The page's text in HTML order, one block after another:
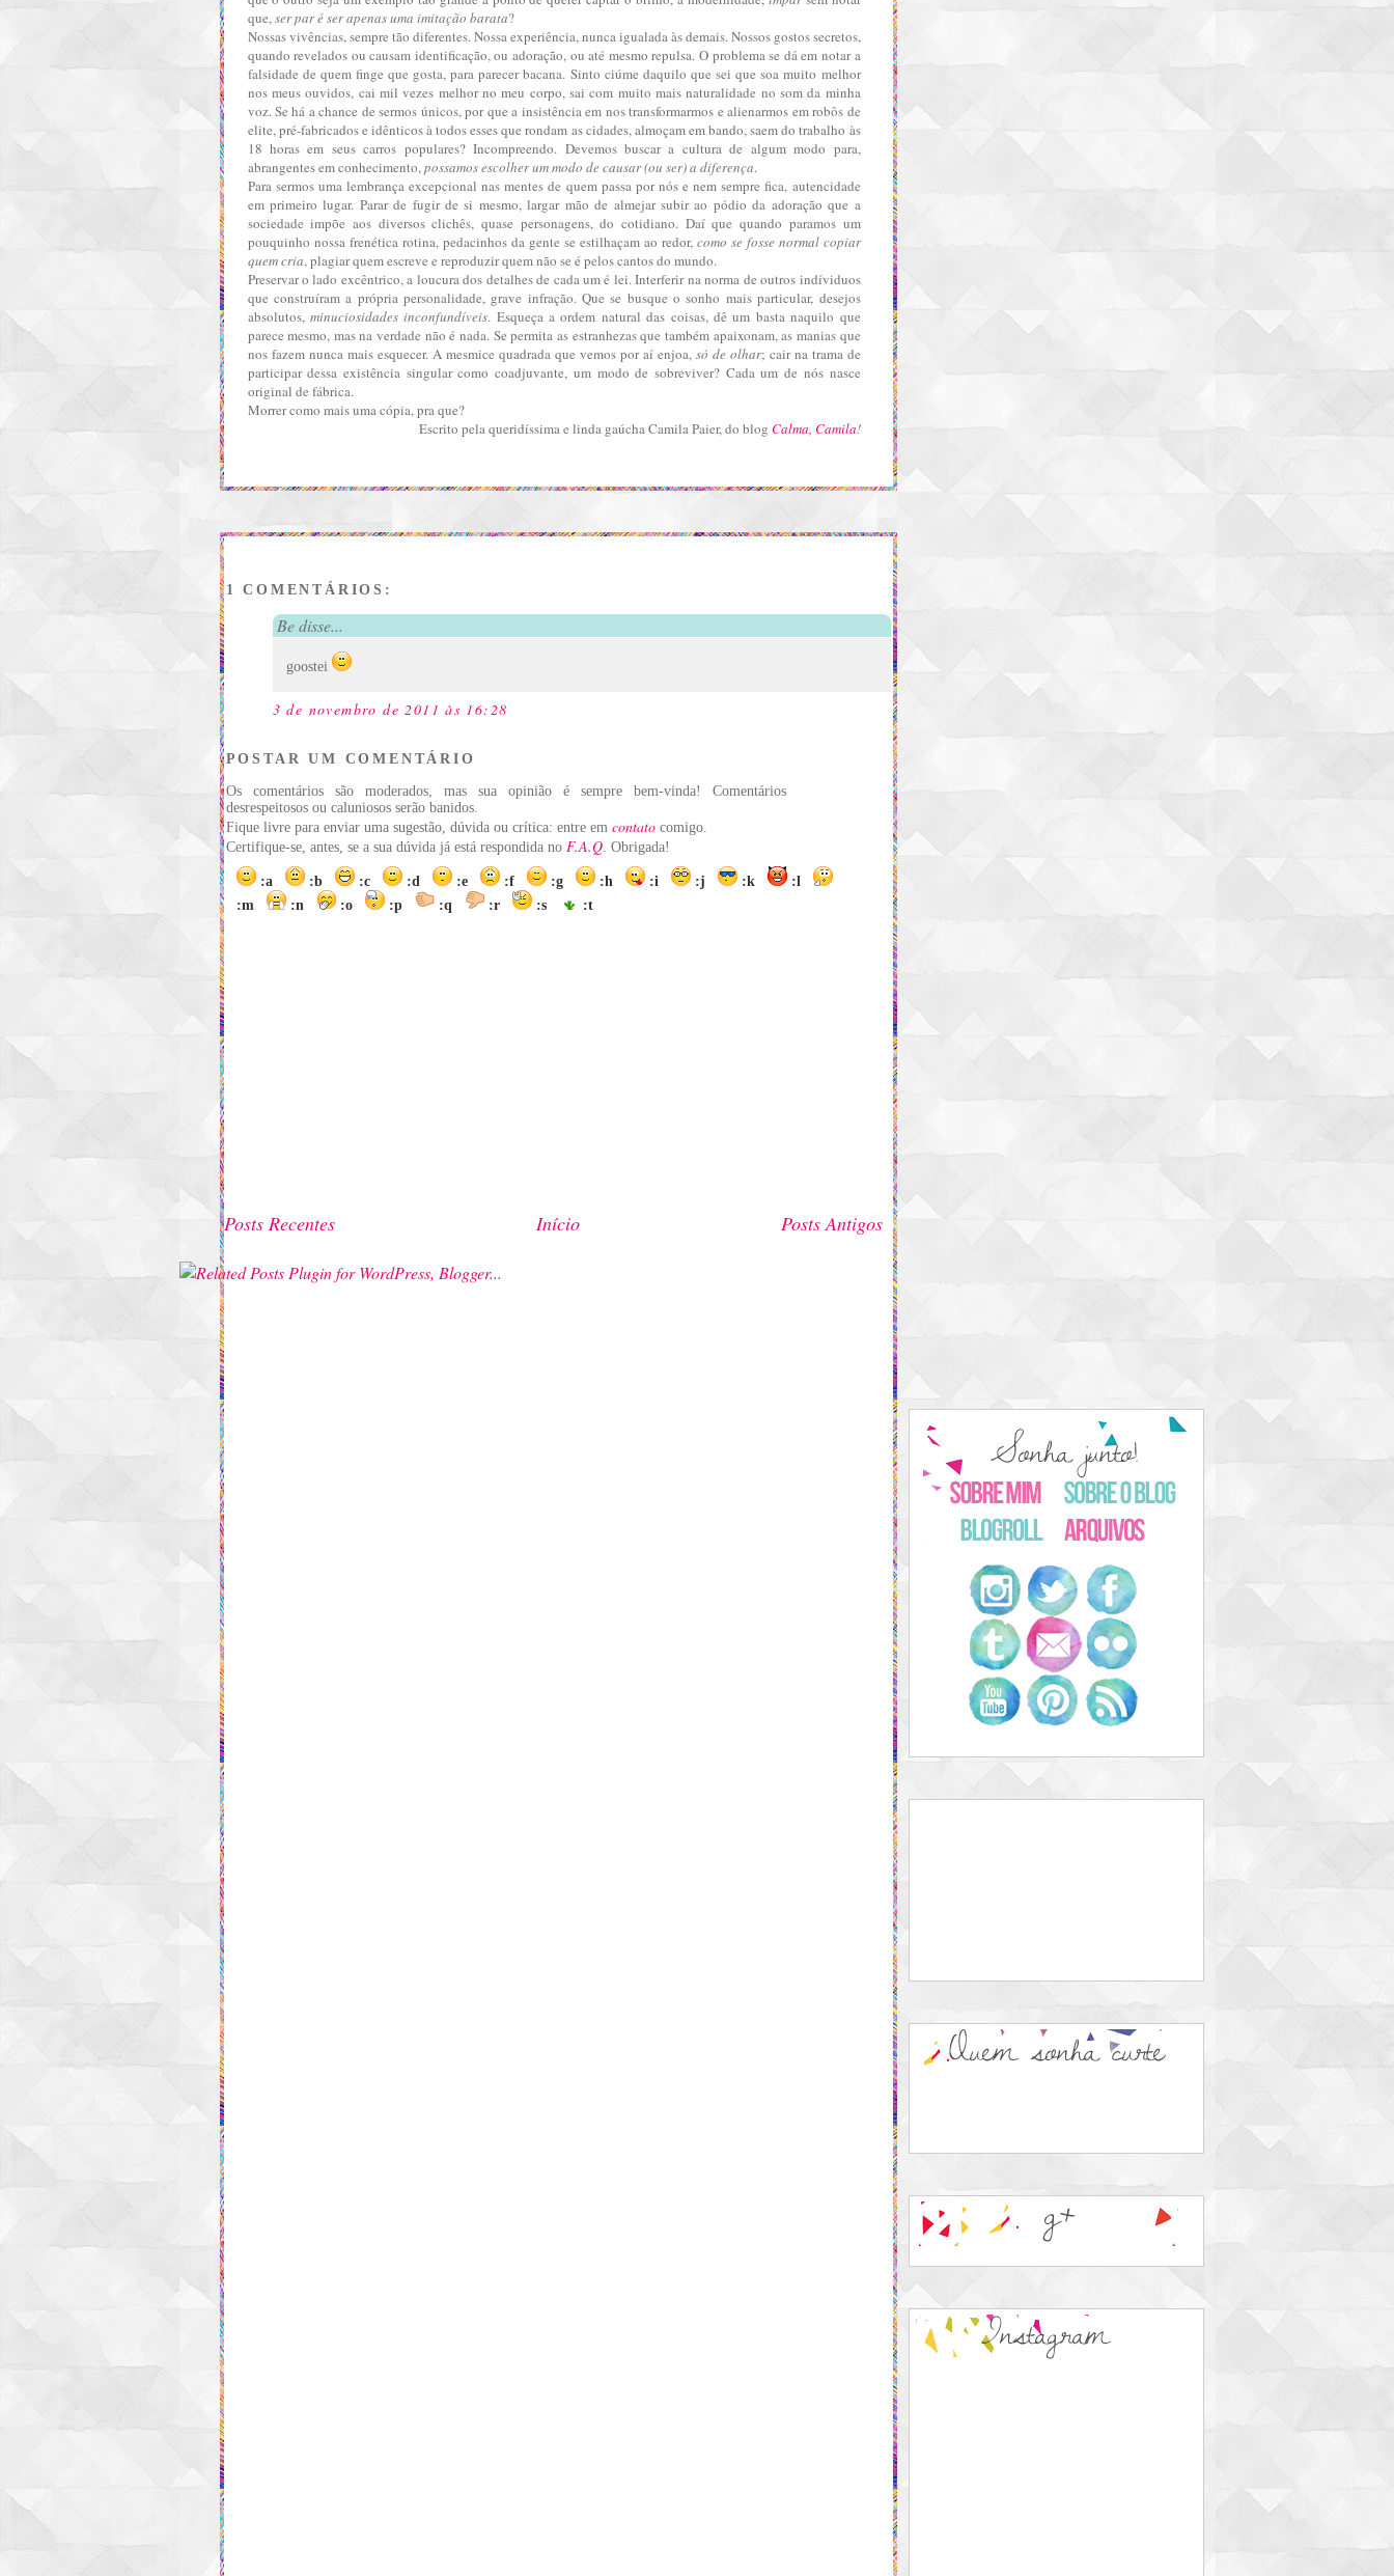
que,ser par é ser apenas uma imitação barata?
Nossas vivências, sempre tão diferentes. Nossa experiência, nunca igualada às demais. Nossos gostos secretos,
quando revelados ou causam identificação, ou adoração, ou até mesmo repulsa. O problema se dá em notar a
falsidade de quem finge que gosta, para parecer bacana. Sinto ciúme daquilo que sei que soa muito melhor
nos meus ouvidos, cai mil vezes melhor no meu corpo, sai com muito mais naturalidade no som da minha
voz. Se há a chance de sermos únicos,por que a insistênciaem nos transformarmos e alienarmos em robôs de
elite, pré-fabricados e idênticos à todos esses que rondam as cidades, almoçam em bando, saem do trabalho às
18 horas em seus carros populares? Incompreendo. Devemos buscar a cultura de algum modo para,
abrangentes em conhecimento,possamos escolher um modo de causar (ou ser) a diferença.
Para sermos uma lembrança excepcional nas mentes de quem passa por nós e nem sempre fica, autencidade
em primeiro lugar. Parar de fugir de si mesmo, largar mão de almejar subir ao pódio da adoração que a
sociedade impõe aos diversos clichês, quase personagens, do cotidiano. Daí que quando paramos um
pouquinho nossa frenética rotina, pedacinhos da gente se estilhaçam ao redor, como se fosse normal copiar
quem cria,plagiar quem escreve e reproduzir quem não se é pelos cantos do mundo.
Preservar o lado excêntrico, a loucura dos detalhes de cada um é lei. Interferir na norma de outros indíviduos
que construíram a própria personalidade, grave infração. Que se busque o sonho mais particular, desejos
absolutos, minuciosidades inconfundíveis. Esqueça a ordem natural das coisas, dê um basta naquilo que
parece mesmo, mas na verdade não é nada. Se permita as estranhezas que também apaixonam, as manias que
nos fazem nunca mais esquecer. A mesmice quadrada que vemos por aí enjoa, só de olhar; cair na trama de
participar dessa existência singular como coadjuvante, um modo de sobreviver? Cada um de nós nasce
original de fábrica.
Morrer como mais uma cópia, pra que?
Escrito pela queridíssima e linda gaúcha Camila Paier, do blog Calma, Camila!
1 COMENTÁRIOS:
Be disse...
goostei
3 de novembro de 2011 às 16:28
POSTAR UM COMENTÁRIO
Os comentários são moderados, mas sua opinião é sempre bem-vinda! Comentários
desrespeitosos ou caluniosos serão banidos.
Fique livre para enviar uma sugestão, dúvida ou crítica: entre em contatocomigo.
Certifique-se, antes, se a sua dúvida já está respondida no F.A.Q. Obrigada!
:a :b :c :d :e :f :g :h :i :j :k
:l
:m
:n :o :p :q :r :s :t
Posts Recentes Posts Antigos
Início